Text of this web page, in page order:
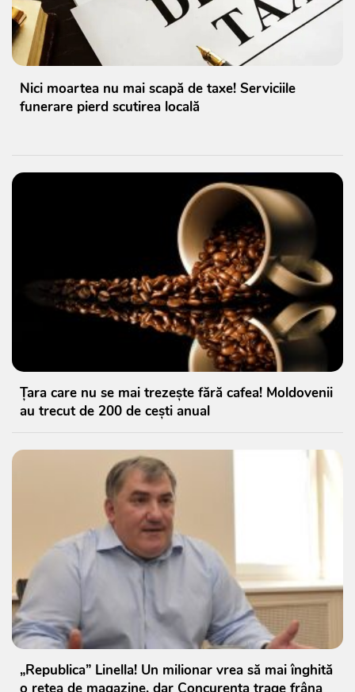
Nici moartea nu mai scapă de taxe! Serviciile
funerare pierd scutirea locală
Țara care nu se mai trezește fără cafea! Moldovenii
au trecut de 200 de cești anual
„Republica” Linella! Un milionar vrea să mai înghită
o rețea de magazine, dar Concurența trage frâna